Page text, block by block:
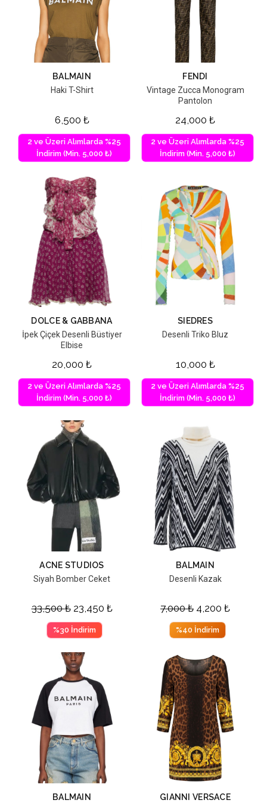
BALMAIN
Haki T-Shirt
6,500 ₺
2 ve Üzeri Alımlarda %25
İndirim (Min. 5,000 ₺)
FENDI
Vintage Zucca Monogram
Pantolon
24,000 ₺
2 ve Üzeri Alımlarda %25
İndirim (Min. 5,000 ₺)
DOLCE & GABBANA
İpek Çiçek Desenli Büstiyer
Elbise
20,000 ₺
2 ve Üzeri Alımlarda %25
İndirim (Min. 5,000 ₺)
SIEDRES
Desenli Triko Bluz
10,000 ₺
2 ve Üzeri Alımlarda %25
İndirim (Min. 5,000 ₺)
ACNE STUDIOS
Siyah Bomber Ceket
33,500₺ 23,450 ₺
%30 İndirim
BALMAIN
Desenli Kazak
7,000₺ 4,200 ₺
%40 İndirim
BALMAIN
GIANNI VERSACE